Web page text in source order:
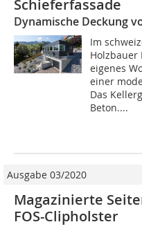
Schieferfassade
Dynamische Deckung
Im
Holzbauer
eigenes
einer
Das
Beton....
Ausgabe 03/2020
Magazinierte
FOS-Clipholster